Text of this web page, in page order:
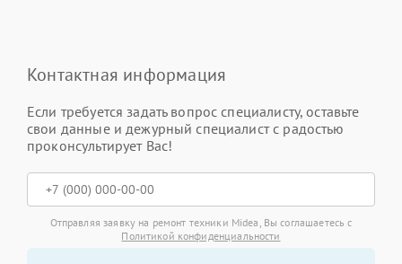
Контактная информация
Если требуется задать вопрос специалисту, оставьте
свои данные и дежурный специалист с радостью
проконсультирует Вас!
Отправляя заявку на ремонт техники Midea, Вы соглашаетесь с
Политикой конфиденциальности